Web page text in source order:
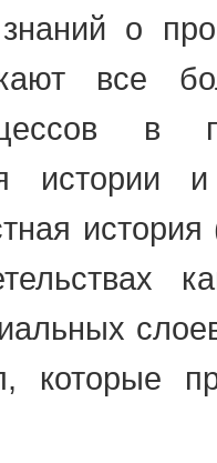
знаний о
все
в
истории
которые